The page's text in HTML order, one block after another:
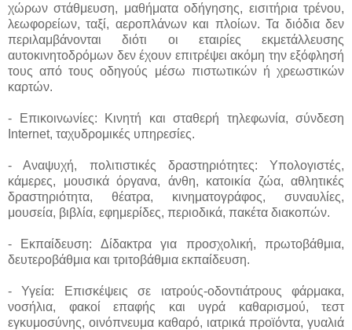
χώρων στάθμευση, μαθήματα οδήγησης, εισιτήρια τρένου,
λεωφορείων, ταξί, αεροπλάνων και πλοίων. Τα διόδια δεν
περιλαμβάνονται διότι οι εταιρίες εκμετάλλευσης
αυτοκινητοδρόμων δεν έχουν επιτρέψει ακόμη την εξόφλησή
τους από τους οδηγούς μέσω πιστωτικών ή χρεωστικών
καρτών.
- Επικοινωνίες: Κινητή και σταθερή τηλεφωνία, σύνδεση
Internet, ταχυδρομικές υπηρεσίες.
- Αναψυχή, πολιτιστικές δραστηριότητες: Υπολογιστές,
κάμερες, μουσικά όργανα, άνθη, κατοικία ζώα, αθλητικές
δραστηριότητα, θέατρα, κινηματογράφος, συναυλίες,
μουσεία, βιβλία, εφημερίδες, περιοδικά, πακέτα διακοπών.
- Εκπαίδευση: Δίδακτρα για προσχολική, πρωτοβάθμια,
δευτεροβάθμια και τριτοβάθμια εκπαίδευση.
- Υγεία: Επισκέψεις σε ιατρούς-οδοντιάτρους φάρμακα,
νοσήλια, φακοί επαφής και υγρά καθαρισμού, τεστ
εγκυμοσύνης, οινόπνευμα καθαρό, ιατρικά προϊόντα, γυαλιά